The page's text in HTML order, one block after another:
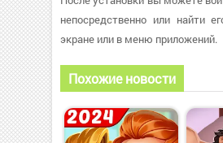
непосредственно или найти
экране или в меню приложений.
Похожие новости